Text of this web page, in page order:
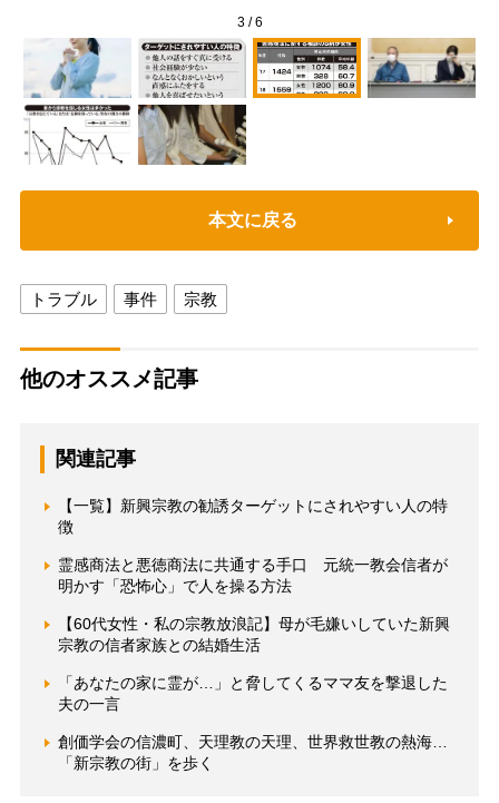
3/6
本文に戻る
トラブル 事件 宗教
他のオススメ記事
関連記事
【一覧】新興宗教の勧誘ターゲットにされやすい人の特
徴
霊感商法と悪徳商法に共通する手口 元統一教会信者が
明かす「恐怖心」で人を操る方法
【60代女性・私の宗教放浪記】母が毛嫌いしていた新興
宗教の信者家族との結婚生活
「あなたの家に霊が…」と脅してくるママ友を撃退した
夫の一言
創価学会の信濃町、天理教の天理、世界救世教の熱海…
「新宗教の街」を歩く